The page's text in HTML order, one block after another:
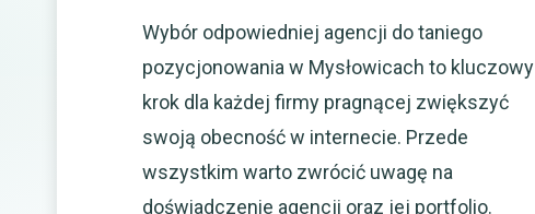
Wybór odpowiedniej agencji do taniego
pozycjonowania w Mysłowicach to kluczowy
krok dla każdej firmy pragnącej zwiększyć
swoją obecność w internecie. Przede
wszystkim warto zwrócić uwagę na
doświadczenie agencji oraz jej portfolio.